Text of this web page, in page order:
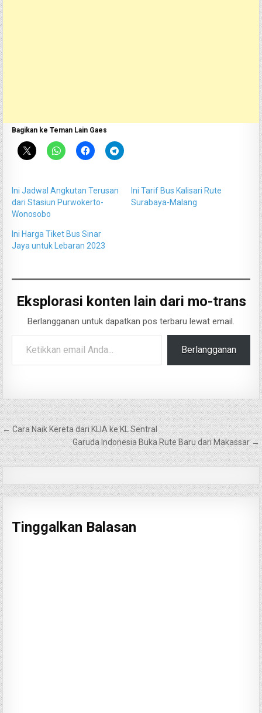
Bagikan ke Teman Lain Gaes
Ini Jadwal Angkutan Terusan
dari Stasiun Purwokerto-
Wonosobo
Ini Tarif Bus Kalisari Rute
Surabaya-Malang
Ini Harga Tiket Bus Sinar
Jaya untuk Lebaran 2023
Eksplorasi konten lain dari mo-trans
Berlangganan untuk dapatkan pos terbaru lewat email.
Ketikkan email Anda...
Berlangganan
Navigasi
pos
← Cara Naik Kereta dari KLIA ke KL Sentral
Garuda Indonesia Buka Rute Baru dari Makassar →
Tinggalkan Balasan